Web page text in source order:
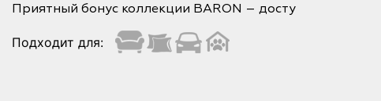
Приятный бонус коллекции BARON – досту
Подходит для: